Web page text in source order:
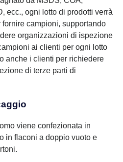
ecc., ogni lotto di prodotti verrà
campioni, supportando
organizzazioni di ispezione
ai clienti per ogni lotto
anche i clienti per richiedere
di terze parti di
viene confezionata in
in flaconi a doppio vuoto e